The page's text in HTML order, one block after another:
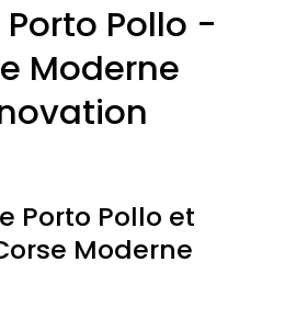
Pollo -
Moderne
Porto Pollo et
Moderne